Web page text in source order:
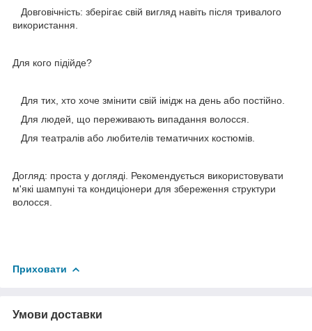
Довговічність: зберігає свій вигляд навіть після тривалого
використання.
Для кого підійде?
Для тих, хто хоче змінити свій імідж на день або постійно.
Для людей, що переживають випадання волосся.
Для театралів або любителів тематичних костюмів.
Догляд: проста у догляді. Рекомендується використовувати
м'які шампуні та кондиціонери для збереження структури
волосся.
Приховати
Умови доставки